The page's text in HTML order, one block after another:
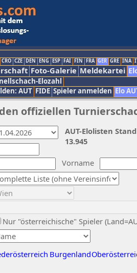
CRO CZE DEN ENG ESP FAI FIN FRA GER GRE INA
Foto-Galerie Meldekartei
Elozahl
AUT FIDE Spieler anmelden Elo
offiziellen
Vorname
Nur "österreichische" Spieler
Burgenland
AUT-Elolisten
13.945